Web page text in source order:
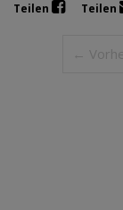
Teilen Teilen
←